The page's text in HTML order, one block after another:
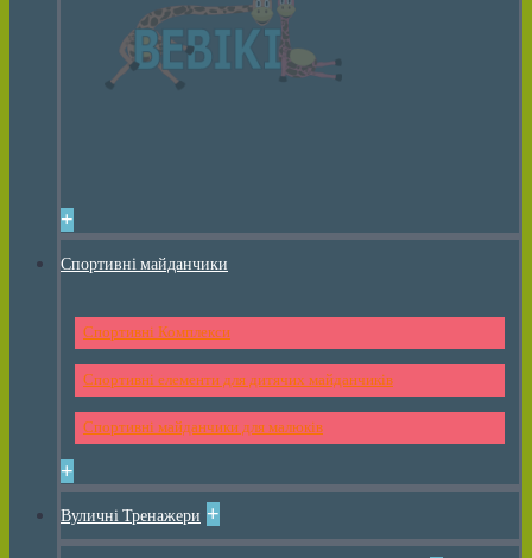
+
Спортивні майданчики
Спортивні Комплекси
Спортивні елементи для дитячих майданчиків
Спортивні майданчики для малюків
+
Вуличні Тренажери +